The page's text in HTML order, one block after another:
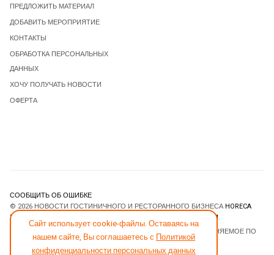
Сайт использует cookie-файлы. Оставаясь на
нашем сайте, Вы соглашаетесь с Политикой
конфиденциальности персональных данных
ПРЕДЛОЖИТЬ МАТЕРИАЛ
ДОБАВИТЬ МЕРОПРИЯТИЕ
КОНТАКТЫ
ОБРАБОТКА ПЕРСОНАЛЬНЫХ
ДАННЫХ
ХОЧУ ПОЛУЧАТЬ НОВОСТИ
ОФЕРТА
СООБЩИТЬ ОБ ОШИБКЕ
© 2026 НОВОСТИ ГОСТИНИЧНОГО И РЕСТОРАННОГО БИЗНЕСА HORECA
ESTATE
JOOMLART.COM.
- ПРОГРАММНОЕ ОБЕСПЕЧЕНИЕ, РАСПРОСТРАНЯЕМОЕ ПО
ЛИЦЕНЗИИGNU GENERAL PUBLIC LICENSE